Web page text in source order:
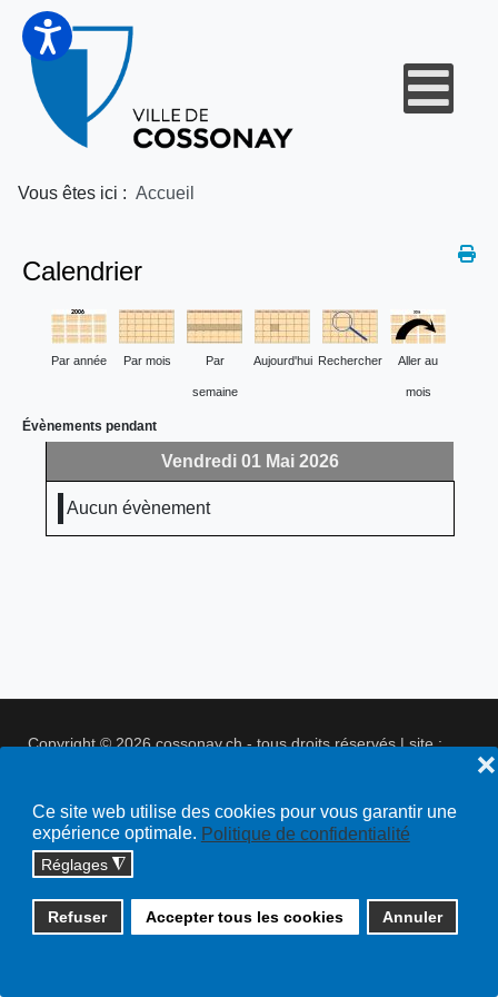
Ce site web utilise des cookies pour vous garantir une
expérience optimale. Politique de confidentialité
Réglages ◮
Refuser Accepter tous les cookies Annuler
❌
Vous êtes ici : Accueil
Calendrier
Par année Par mois Par
semaine
Aujourd'hui Rechercher Aller au
mois
Évènements pendant
Vendredi 01 Mai 2026
Aucun évènement
Copyright © 2026 cossonay.ch - tous droits réservés | site :
Plan du site